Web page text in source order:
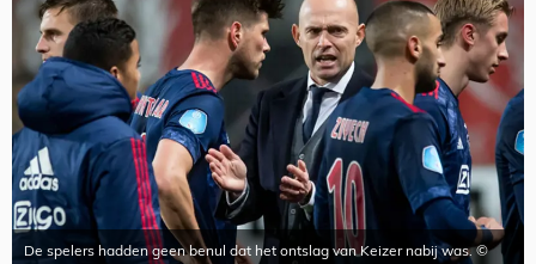
De spelers hadden geen benul dat het ontslag van Keizer nabij was. ©